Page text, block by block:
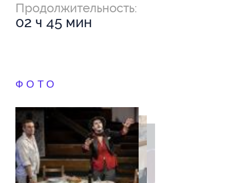
Продолжительность:
02 ч 45 мин
ФОТО